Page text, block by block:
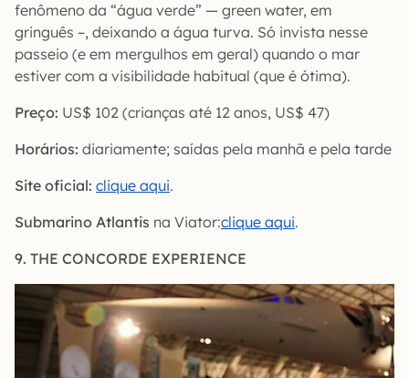
fenômeno da “água verde” — green water, em
gringuês –, deixando a água turva. Só invista nesse
passeio (e em mergulhos em geral) quando o mar
estiver com a visibilidade habitual (que é ótima).
Preço: US$ 102 (crianças até 12 anos, US$ 47)
Horários: diariamente; saídas pela manhã e pela tarde
Site oficial: clique aqui.
Submarino Atlantis na Viator:clique aqui.
9. THE CONCORDE EXPERIENCE